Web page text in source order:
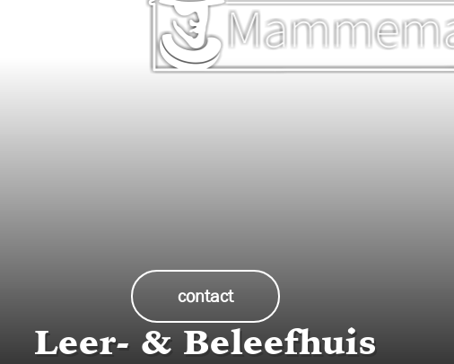
Dineren & Theater
Programmering
Media
Contact
contact
Leer- & Beleefhuis